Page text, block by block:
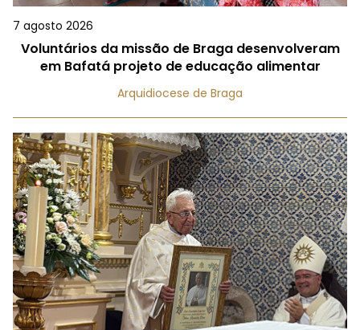
7 agosto 2026
Voluntários da missão de Braga desenvolveram
em Bafatá projeto de educação alimentar
Arquidiocese de Braga